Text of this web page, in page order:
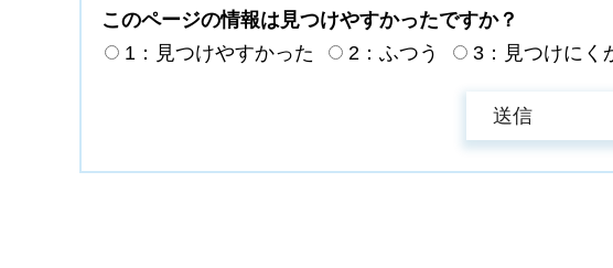
このページの情報は見つけやすかったですか？
1：見つけやすかった
2：ふつう 3：見つけにく